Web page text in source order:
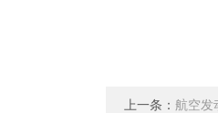
上一条： 航空发